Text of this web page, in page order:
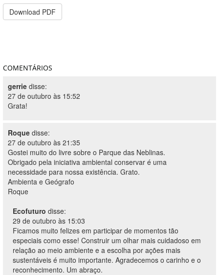
Download PDF
COMENTÁRIOS
gerrie disse:
27 de outubro às 15:52
Grata!
Roque disse:
27 de outubro às 21:35
Gostei muito do livre sobre o Parque das Neblinas.
Obrigado pela iniciativa ambiental conservar é uma
necessidade para nossa existência. Grato.
Ambienta e Geógrafo
Roque
Ecofuturo disse:
29 de outubro às 15:03
Ficamos muito felizes em participar de momentos tão
especiais como esse! Construir um olhar mais cuidadoso em
relação ao meio ambiente e a escolha por ações mais
sustentáveis é muito importante. Agradecemos o carinho e o
reconhecimento. Um abraço.